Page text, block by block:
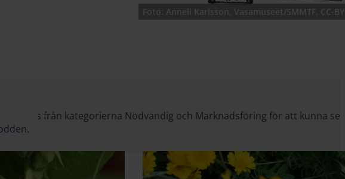
Foto: Anneli Karlsson, Vasamuseet/SMMTF. CC-BY
cookies från kategorierna Nödvändig och Marknadsföring för att kunna se